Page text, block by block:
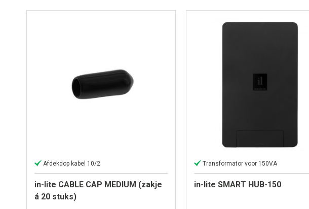
Afdekdop kabel 10/2
in-lite CABLE CAP MEDIUM (zakje
á 20 stuks)
Transformator voor 150VA
in-lite SMART HUB-150